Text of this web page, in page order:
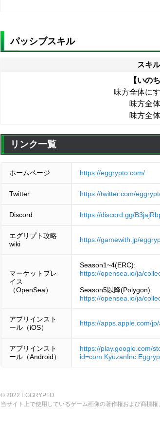
パッシブスキル
スキ
【いの
味方全体に
味方全
味方全
リンク一覧
ホームページ https://eggrypto.com/
Twitter https://twitter.com/
Discord https://discord.gg/
エグリプト攻略
wiki
https://gamewith.jp/
マーケットプレ
イス
（OpenSea）
Season1~4(ERC):
https://opensea.io/ja/
Season5以降(Polygon):
https://opensea.io/ja/
アプリインスト
ール（iOS）
https://apps.apple.com/
アプリインスト
ール（Android）
https://play.google.com/
© 2022 EGGRYPTO
当サイト上で使用しているゲーム画像の著作権および商標